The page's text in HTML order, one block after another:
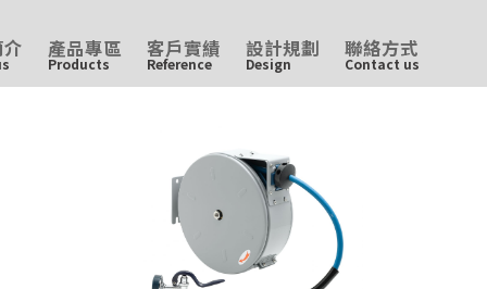
產品專區
Products
客戶實績
Reference
設計規劃
Design
聯絡方式
Contact us